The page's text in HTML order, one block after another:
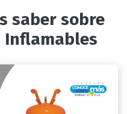
saber sobre
Inflamables